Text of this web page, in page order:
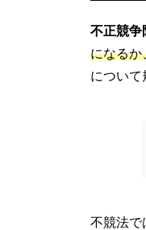
不正競争
になるか
について
不競法で